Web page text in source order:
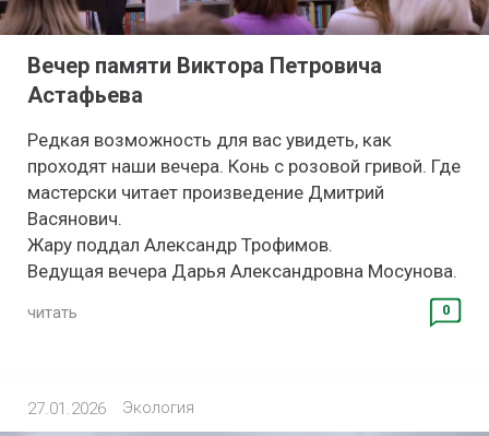
Вечер памяти Виктора Петровича
Астафьева
Редкая возможность для вас увидеть, как
проходят наши вечера. Конь с розовой гривой. Где
мастерски читает произведение Дмитрий
Васянович.
Жару поддал Александр Трофимов.
Ведущая вечера Дарья Александровна Мосунова.
читать 0
27.01.2026 Экология